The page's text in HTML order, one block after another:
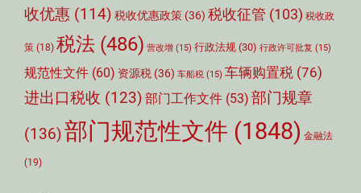
收优惠 (114) 税收优惠政策 (36) 税收征管 (103) 税收政
策 (18) 税法 (486) 营改增 (15) 行政法规 (30) 行政许可批复 (15)
规范性文件 (60) 资源税 (36) 车船税 (15) 车辆购置税 (76)
进出口税收 (123) 部门工作文件 (53) 部门规章
(136)部门规范性文件 (1848) 金融法
(19)